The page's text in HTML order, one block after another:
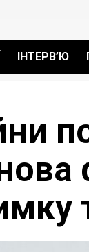
ІНТЕРВ’Ю